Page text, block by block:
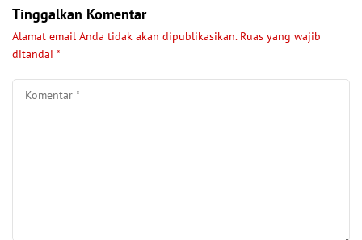
Tinggalkan Komentar
Alamat email Anda tidak akan dipublikasikan. Ruas yang wajib
ditandai *